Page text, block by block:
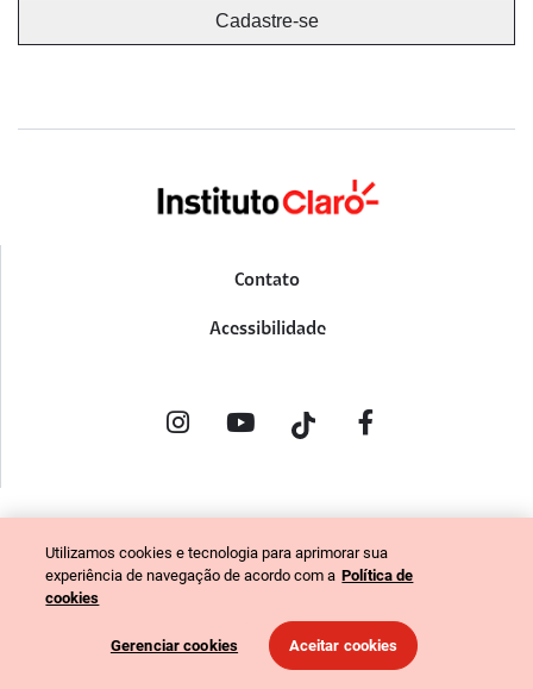
Contato
Acessibilidade
PORTAL DE DENÚNCIAS
CÓDIGO DE ÉTICA (COLABORADORES)
Utilizamos cookies e tecnologia para aprimorar sua
experiência de navegação de acordo com a Política de
cookies
Gerenciar cookies Aceitar cookies